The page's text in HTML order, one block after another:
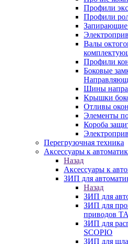
Профили
Профили
Запирающие
Валы
Профили
Боковые
Шины
Крышки
Отливы
Элементы
Короба
Перегрузочная техника
Аксессуары к
Назад
Аксессуары к
ЗИП для
Назад
ЗИП для
ЗИП для
приводов
ЗИП для
SCOPIO
ЗИП для